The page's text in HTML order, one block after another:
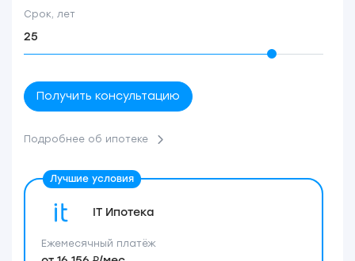
Срок, лет
Получить консультацию
Подробнее об ипотеке
IT Ипотека
Ежемесячный платёж